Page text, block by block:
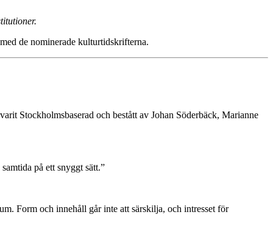
de nominerade kulturtidskrifterna.
Stockholmsbaserad och bestått av Johan Söderbäck, Marianne
på ett snyggt sätt.”
Form och innehåll går inte att särskilja, och intresset för